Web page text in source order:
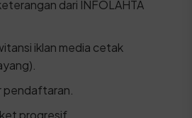
dari INFOLAHTA
iklan media cetak
pendaftaran.
progresif.